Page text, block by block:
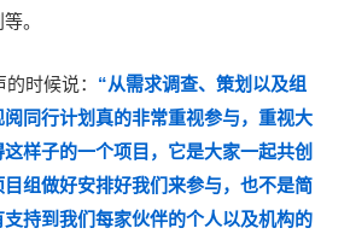
。
时候说： “从需求调查、策划以及组
同行计划真的非常重视参与，重视大
样子的一个项目，它是大家一起共创
组做好安排好我们来参与，也不是简
持到我们每家伙伴的个人以及机构的